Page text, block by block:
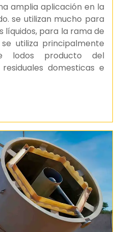
amplia aplicación en la
se utilizan mucho para
líquidos, para la rama de
utiliza principalmente
lodos producto del
domesticas e